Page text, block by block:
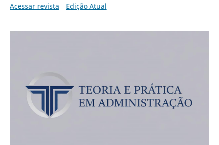
Acessar revista
Edição Atual